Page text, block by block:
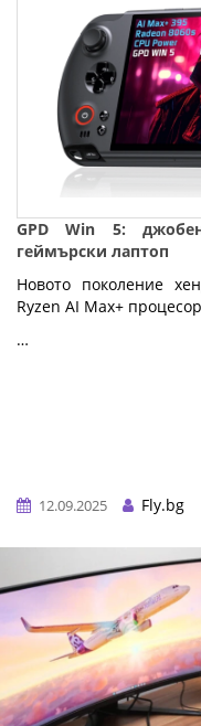
GPD Win 5:
геймърски лаптоп
Новото поколение
Ryzen AI Max+
…
12.09.2025
Fly.bg